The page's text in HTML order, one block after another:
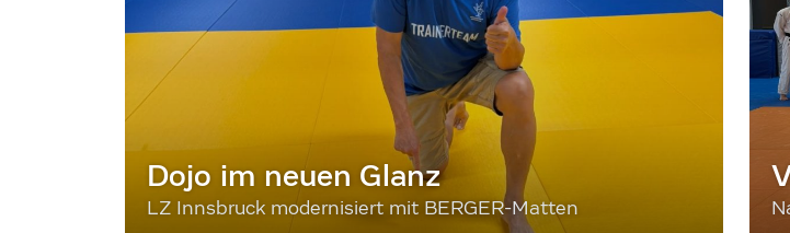
Dojo im neuen Glanz
LZ Innsbruck modernisiert mit BERGER-Matten